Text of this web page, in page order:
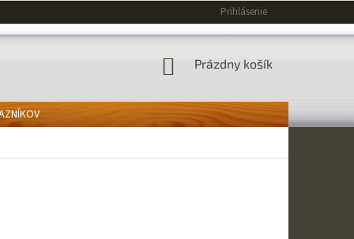
Prihlásenie
NÁKUPNÝ
Prázdny košík